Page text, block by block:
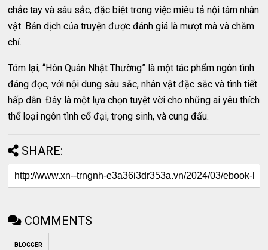
chắc tay và sâu sắc, đặc biệt trong việc miêu tả nội tâm nhân
vật. Bản dịch của truyện được đánh giá là mượt mà và chăm
chỉ.
Tóm lại, “Hôn Quân Nhật Thường” là một tác phẩm ngôn tình
đáng đọc, với nội dung sâu sắc, nhân vật đặc sắc và tình tiết
hấp dẫn. Đây là một lựa chọn tuyệt vời cho những ai yêu thích
thể loại ngôn tình cổ đại, trọng sinh, và cung đấu.
SHARE:
COMMENTS
BLOGGER